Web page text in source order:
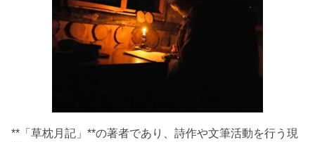
**「草枕月記」**の著者であり、詩作や文筆活動を行う現